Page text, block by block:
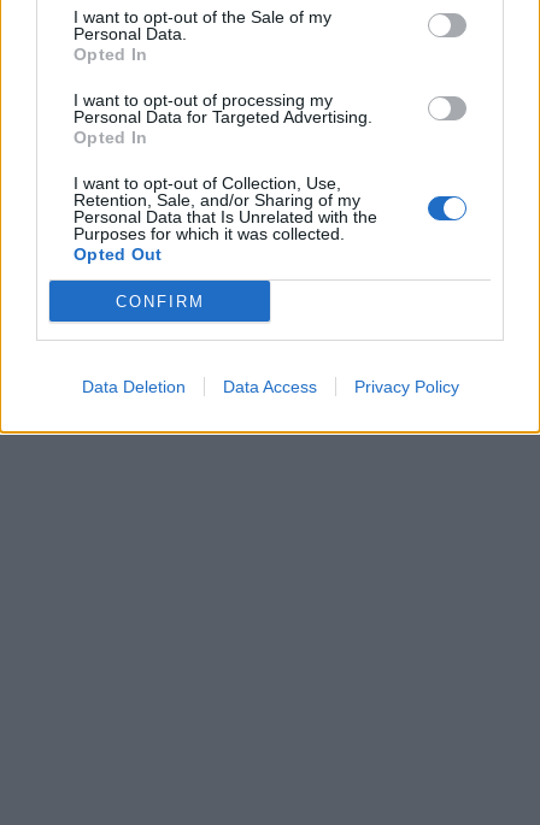
I want to opt-out of the Sale of my
Personal Data.
Opted In
I want to opt-out of processing my
Personal Data for Targeted Advertising.
Opted In
I want to opt-out of Collection, Use,
Retention, Sale, and/or Sharing of my
Personal Data that Is Unrelated with the
Purposes for which it was collected.
Opted Out
CONFIRM
Data Deletion Data Access Privacy Policy
In evidenza